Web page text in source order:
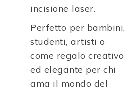
incisione laser.
Perfetto per bambini,
studenti, artisti o
come regalo creativo
ed elegante per chi
ama il mondo del